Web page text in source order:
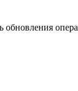
обновления